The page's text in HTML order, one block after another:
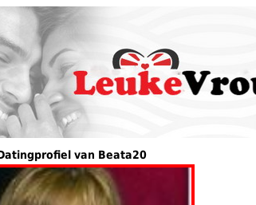
van Beata20